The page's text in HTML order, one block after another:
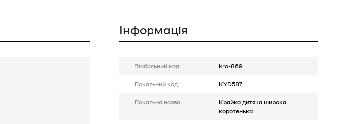
Інформація
Глобальний код kro-869
Локальний код KYD587
Локальна назва
Крайка дитяча широка
коротенька